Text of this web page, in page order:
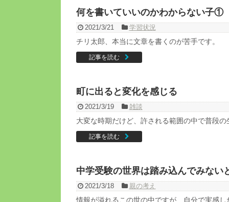
何を書いていいのかわからない子①
2021/3/21 学習状況
チリ太郎、本当に文章を書くのが苦手です。
記事を読む
町に出ると変化を感じる
2021/3/19 雑談
大変な時期だけど、許される範囲の中で普段
記事を読む
中学受験の世界は踏み込んでみない
2021/3/18 親の考え
情報が溢れるこの世の中ですが、自分で実感